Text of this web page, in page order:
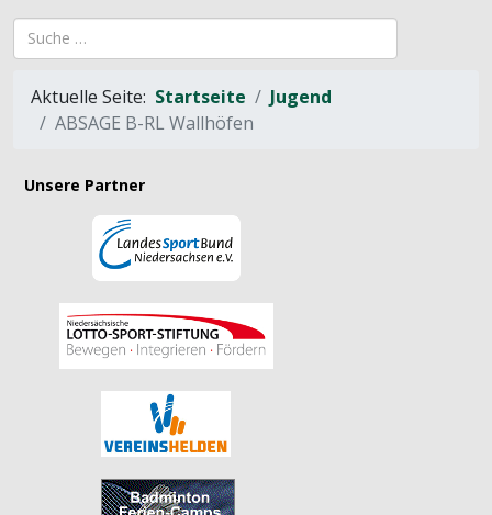
Suchbegriff
Aktuelle Seite: Startseite
Jugend
ABSAGE B-RL Wallhöfen
Unsere Partner